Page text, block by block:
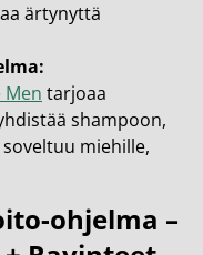
ärtynyttä
Men tarjoaa
shampoon,
miehille,
ohjelma –